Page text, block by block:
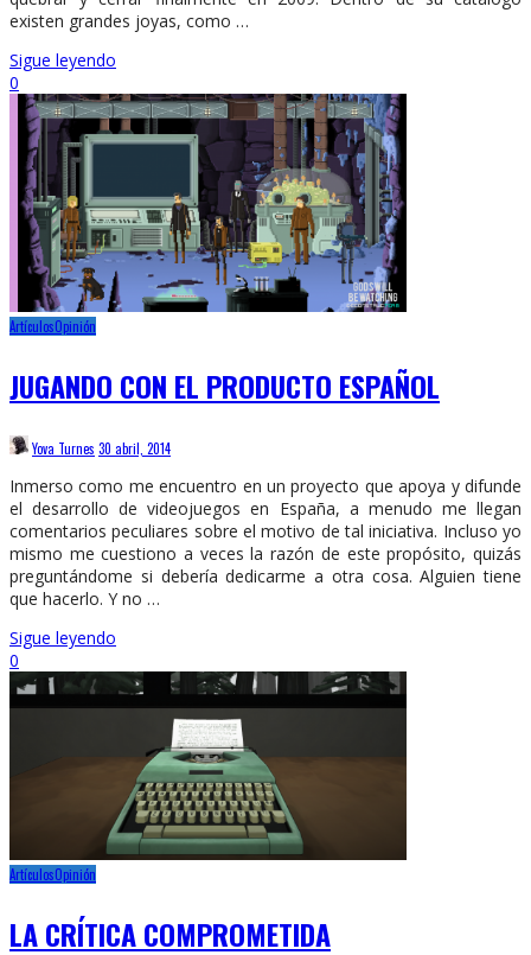
existen grandes joyas, como …
Sigue leyendo
0
ArtículosOpinión
JUGANDO CON EL PRODUCTO ESPAÑOL
Yova Turnes 30 abril, 2014
Inmerso como me encuentro en un proyecto que apoya y difunde
el desarrollo de videojuegos en España, a menudo me llegan
comentarios peculiares sobre el motivo de tal iniciativa. Incluso yo
mismo me cuestiono a veces la razón de este propósito, quizás
preguntándome si debería dedicarme a otra cosa. Alguien tiene
que hacerlo. Y no …
Sigue leyendo
0
ArtículosOpinión
LA CRÍTICA COMPROMETIDA